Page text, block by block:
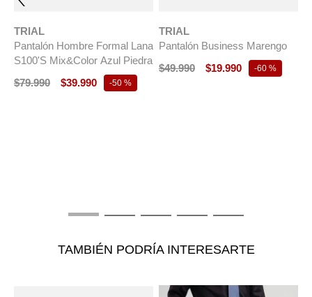
TRIAL
Pantalón Hombre Formal Lana
S100'S Mix&Color Azul Piedra
$79.990 $39.990 -50 %
TRIAL
Pantalón Business Marengo
$49.990 $19.990 -60 %
TAMBIÉN PODRÍA INTERESARTE